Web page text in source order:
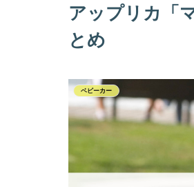
アップリカ「
とめ
ベビーカー